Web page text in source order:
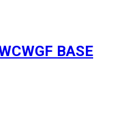
BASE